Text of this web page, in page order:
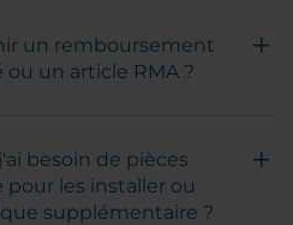
un remboursement
un article RMA ?
besoin de pièces
les installer ou
supplémentaire ?